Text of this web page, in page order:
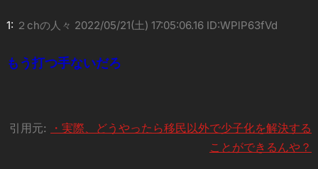
1: ２chの人々 2022/05/21(土) 17:05:06.16 ID:WPlP63fVd
もう打つ手ないだろ
引用元:
・実際、どうやったら移民以外で少子化を解決する
ことができるんや？